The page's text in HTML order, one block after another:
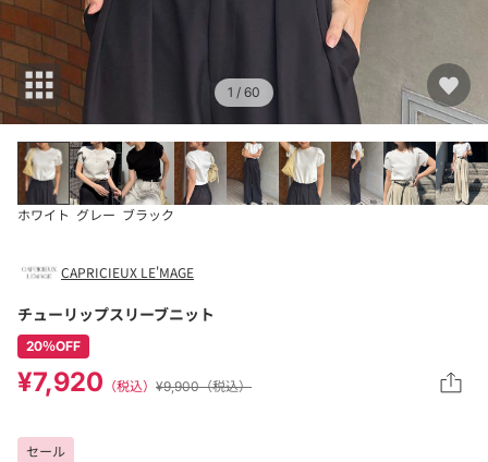
1 / 60
ホワイト グレー ブラック
CAPRICIEUX LE'MAGE
チューリップスリーブニット
20％OFF
¥7,920 （税込） ¥9,900（税込）
セール